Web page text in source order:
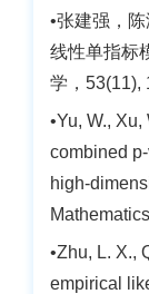
•张建强，
线性单指标
学，53(11),
•Yu, W.,
combined
high-
•Zhu, L. X.,
empirical